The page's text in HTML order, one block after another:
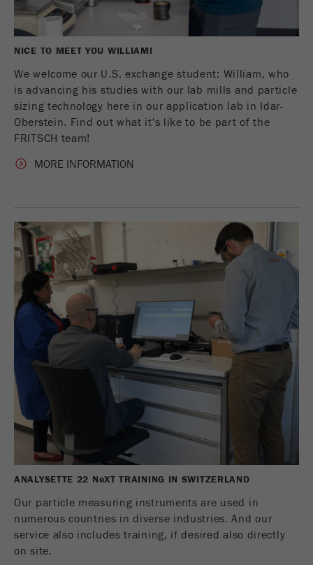
Цель 2 дня
Провайдер Yandex
Purpose
Используется для идентификации
пользователей сайта
NICE TO MEET YOU WILLIAM!
We welcome our U.S. exchange student: William, who
is advancing his studies with our lab mills and particle
sizing technology here in our application lab in Idar-
Oberstein. Find out what it's like to be part of the
FRITSCH team!
MORE INFORMATION
ANALYSETTE 22 NeXT TRAINING IN SWITZERLAND
Our particle measuring instruments are used in
numerous countries in diverse industries. And our
service also includes training, if desired also directly
on site.